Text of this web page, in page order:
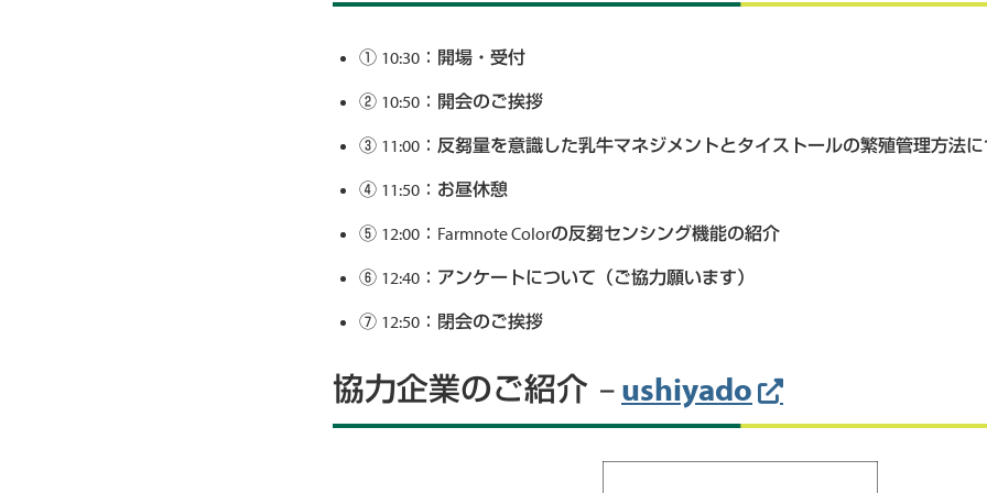
10:30：開場・受付
10:50：開会のご挨拶
11:00：反芻量を意識した乳牛マネジメントとタイストールの繁殖管理方法
11:50：お昼休憩
12:00：Farmnote Colorの反芻センシング機能の紹介
12:40：アンケートについて（ご協力願います）
12:50：閉会のご挨拶
協力企業のご紹介 – ushiyado